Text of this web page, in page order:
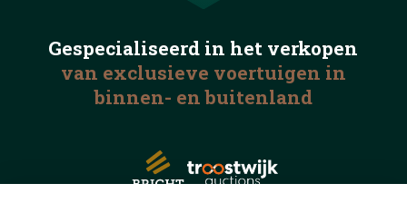
Gespecialiseerd in het verkopen
van exclusieve voertuigen in
binnen- en buitenland